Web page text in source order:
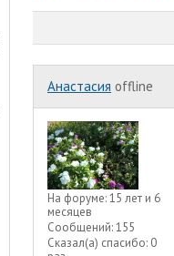
Анастасия offline
На форуме:15 лет и 6
месяцев
Сообщений:155
Сказал(а) спасибо: 0